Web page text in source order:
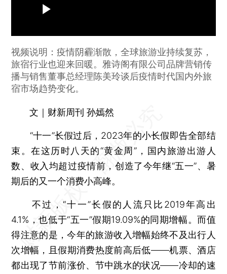
视频说明：疫情阴霾渐散，全球旅游业持续复苏，
旅宿行业也迎来回暖。雅诗阁有限公司品牌营销传
播与销售董事总经理陈美玲谈后疫情时代国内外旅
宿市场趋势变化。
文｜财新周刊 孙嫣然
“十一”长假过后，2023年的小长假即告全部结
束。在这历时八天的“黄金周”，国内旅游出游人
数、收入均超过疫情前，创造了今年继“五一”、暑
期后的又一个消费小高峰。
不过，“十一”长假的人流只比2019年高出
4.1%，也低于“五一”假期19.09%的同期增幅。而值
得注意的是，今年的旅游收入增幅始终不及出行人
次增幅，且假期消费热度前高后低——机票、酒店
都出现了节前涨价、节中跳水的状况——冷却的速